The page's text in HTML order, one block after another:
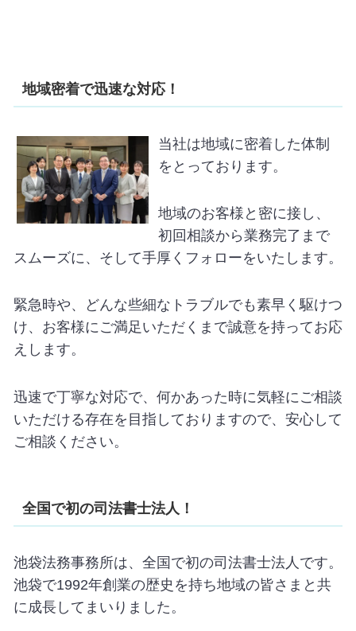
地域密着で迅速な対応！
当社は地域に密着した体制
をとっております。
地域のお客様と密に接し、
初回相談から業務完了まで
スムーズに、そして手厚くフォローをいたします。
緊急時や、どんな些細なトラブルでも素早く駆けつ
け、お客様にご満足いただくまで誠意を持ってお応
えします。
迅速で丁寧な対応で、何かあった時に気軽にご相談
いただける存在を目指しておりますので、安心して
ご相談ください。
全国で初の司法書士法人！
池袋法務事務所は、全国で初の司法書士法人です。
池袋で1992年創業の歴史を持ち地域の皆さまと共
に成長してまいりました。